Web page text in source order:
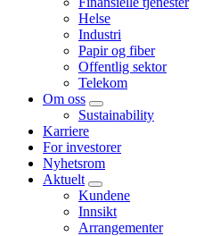
Helse
Industri
Papir og fiber
Offentlig sektor
Telekom
Om oss
Sustainability
Karriere
For investorer
Nyhetsrom
Aktuelt
Kundene
Innsikt
Arrangementer